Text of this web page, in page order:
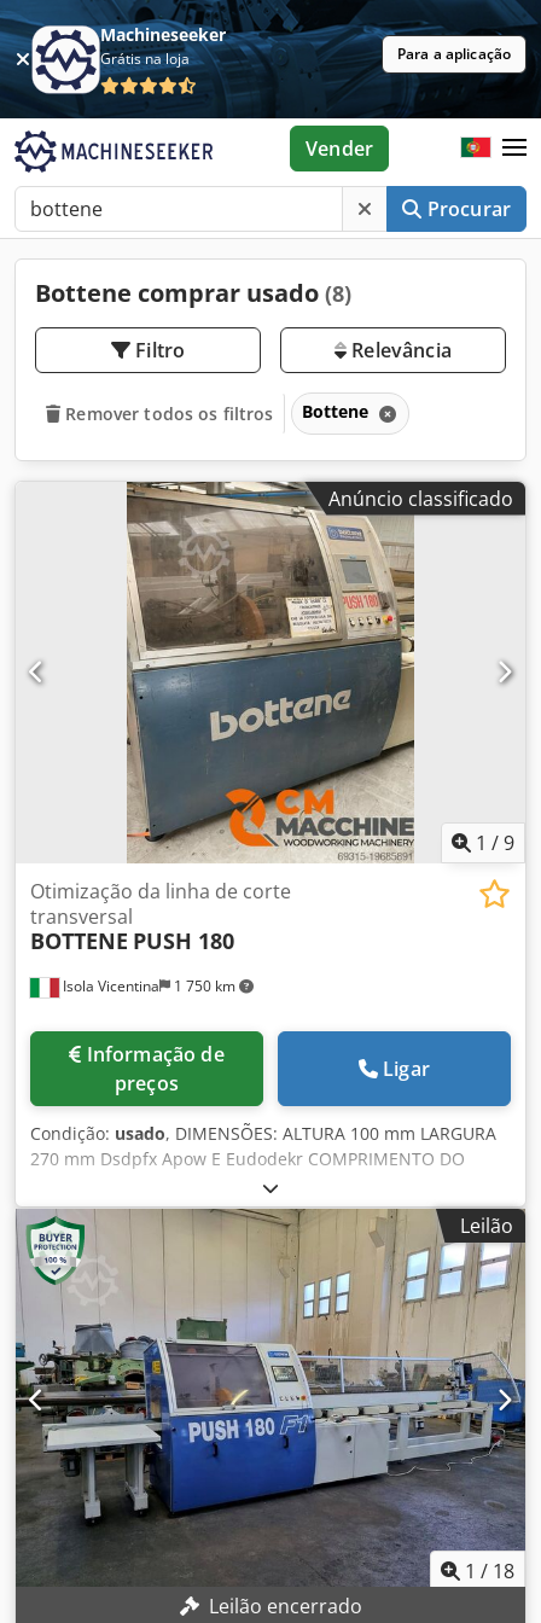
Machineseeker
Grátis na loja Para a aplicação
Procurar
Vender
Bottene comprar usado (8)
Filtro Relevância
Remover todos os filtros Bottene
Anúncio classificado
1 /9
Isola Vicentina 1 750 km
Otimização da linha de corte
transversal
BOTTENE PUSH 180
preços
Ligar
Condição: usado, DIMENSÕES: ALTURA 100 mm LARGURA
270 mm Dsdpfx Apow E Eudodekr COMPRIMENTO DO
EMPURRADOR ELETRÔNICO 6100 mm MOTOR DA LÂMINA
4 kW
Leilão
1 / 18
Leilão encerrado